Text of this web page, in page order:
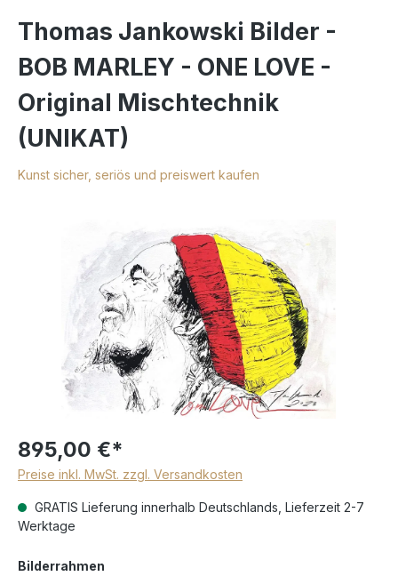
Thomas Jankowski Bilder -
BOB MARLEY - ONE LOVE -
Original Mischtechnik
(UNIKAT)
Kunst sicher, seriös und preiswert kaufen
895,00 €*
Preise inkl. MwSt. zzgl. Versandkosten
GRATIS Lieferung innerhalb Deutschlands, Lieferzeit 2-7
Werktage
Bilderrahmen